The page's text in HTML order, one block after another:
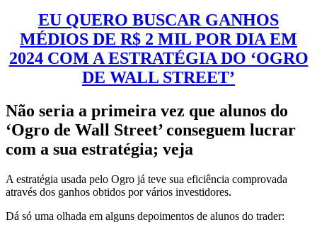
EU QUERO BUSCAR GANHOS
MÉDIOS DE R$ 2 MIL POR DIA EM
2024 COM A ESTRATÉGIA DO ‘OGRO
DE WALL STREET’
Não seria a primeira vez que alunos do
‘Ogro de Wall Street’ conseguem lucrar
com a sua estratégia; veja
A estratégia usada pelo Ogro já teve sua eficiência comprovada
através dos ganhos obtidos por vários investidores.
Dá só uma olhada em alguns depoimentos de alunos do trader: